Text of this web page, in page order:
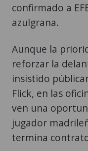
confirmado a
azulgrana.
Aunque la
reforzar la
insistido
Flick, en las
ven una
jugador
termina